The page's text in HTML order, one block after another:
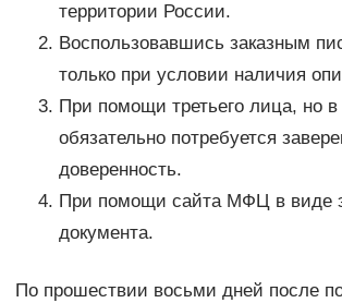
территории России.
Воспользовавшись заказным
только при условии наличия
При помощи третьего лица, но
обязательно потребуется
доверенность.
При помощи сайта МФЦ в виде
документа.
По прошествии восьми дней после